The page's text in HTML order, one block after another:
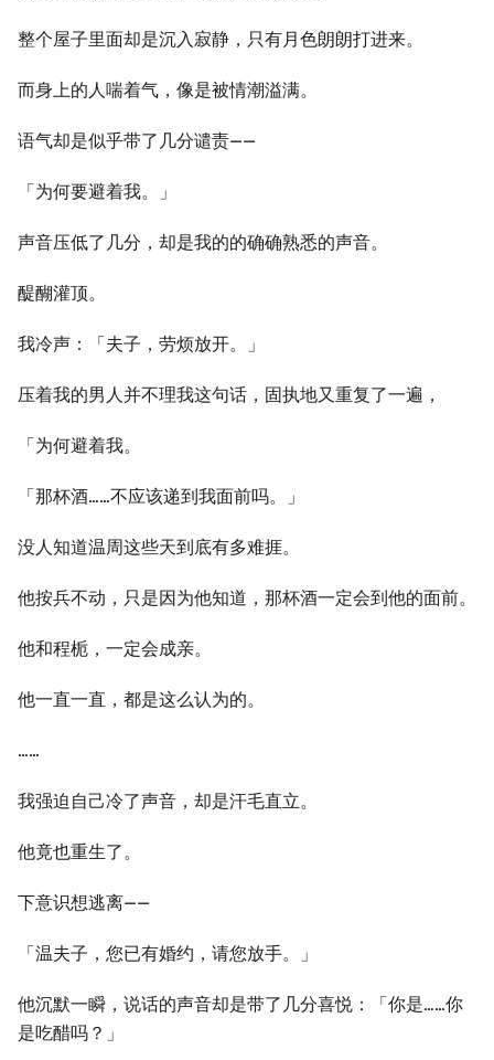
整个屋子里面却是沉入寂静，只有月色朗朗打进来。
而身上的人喘着气，像是被情潮溢满。
语气却是似乎带了几分谴责——
「为何要避着我。」
声音压低了几分，却是我的的确确熟悉的声音。
醍醐灌顶。
我冷声：「夫子，劳烦放开。」
压着我的男人并不理我这句话，固执地又重复了一遍，
「为何避着我。
「那杯酒……不应该递到我面前吗。」
没人知道温周这些天到底有多难捱。
他按兵不动，只是因为他知道，那杯酒一定会到他的面前。
他和程栀，一定会成亲。
他一直一直，都是这么认为的。
……
我强迫自己冷了声音，却是汗毛直立。
他竟也重生了。
下意识想逃离——
「温夫子，您已有婚约，请您放手。」
他沉默一瞬，说话的声音却是带了几分喜悦：「你是……你
是吃醋吗？」